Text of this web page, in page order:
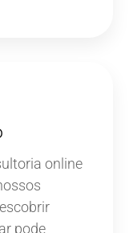
online
pode